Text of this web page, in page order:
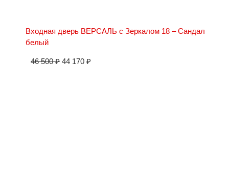
Входная дверь ВЕРСАЛЬ с Зеркалом 18 – Сандал
белый
46 500₽ 44 170 ₽